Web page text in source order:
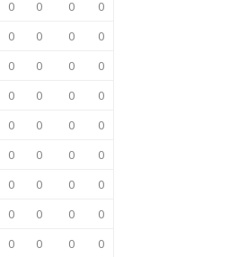
0 0 0
0
0 0 0
0
0 0 0
0
0 0 0
0
0 0 0
0
0 0 0
0
0 0 0
0
0 0 0
0
0 0 0
0